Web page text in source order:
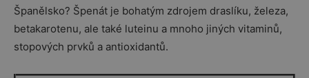
Španělsko? Špenát je bohatým zdrojem draslíku, železa,
betakarotenu, ale také luteinu a mnoho jiných vitaminů,
stopových prvků a antioxidantů.